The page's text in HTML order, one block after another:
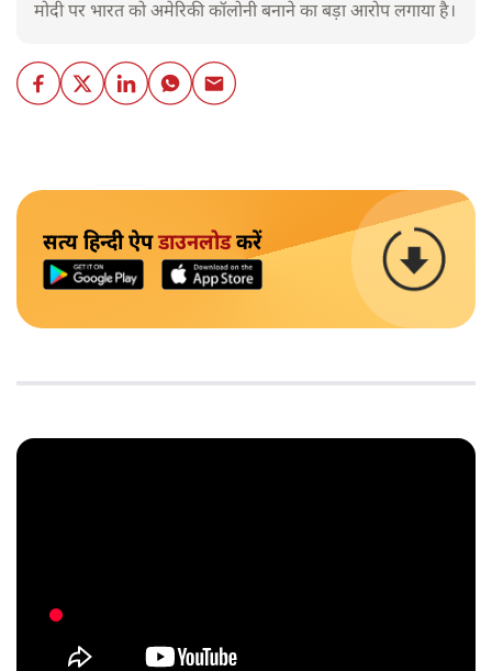
मोदी पर भारत को अमेरिकी कॉलोनी बनाने का बड़ा आरोप लगाया है।
सत्य हिन्दी ऐपडाउनलोडकरें